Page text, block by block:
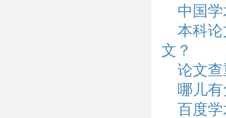
中国
本科
文？
论文
哪儿
百度